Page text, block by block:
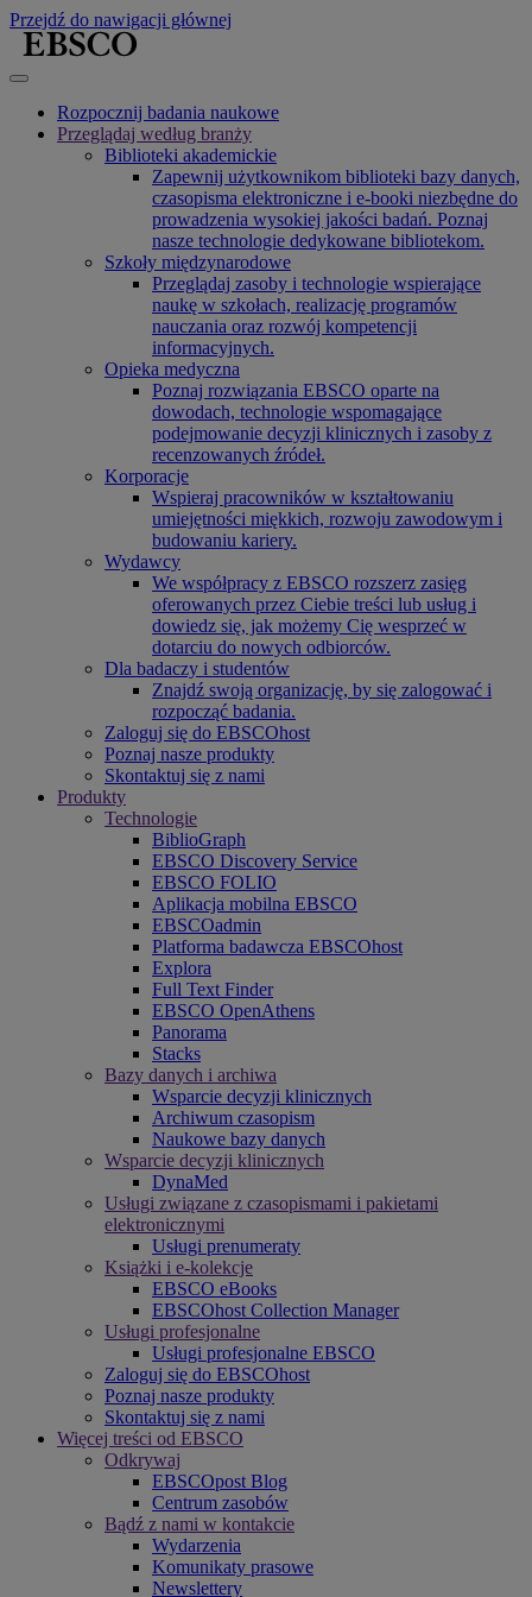
Przejdź do nawigacji głównej
Rozpocznij badania naukowe
Przeglądaj według branży
Biblioteki akademickie
Zapewnij użytkownikom biblioteki bazy danych,
czasopisma elektroniczne i e-booki niezbędne do
prowadzenia wysokiej jakości badań. Poznaj
nasze technologie dedykowane bibliotekom.
Szkoły międzynarodowe
Przeglądaj zasoby i technologie wspierające
naukę w szkołach, realizację programów
nauczania oraz rozwój kompetencji
informacyjnych.
Opieka medyczna
Poznaj rozwiązania EBSCO oparte na
dowodach, technologie wspomagające
podejmowanie decyzji klinicznych i zasoby z
recenzowanych źródeł.
Korporacje
Wspieraj pracowników w kształtowaniu
umiejętności miękkich, rozwoju zawodowym i
budowaniu kariery.
Wydawcy
We współpracy z EBSCO rozszerz zasięg
oferowanych przez Ciebie treści lub usług i
dowiedz się, jak możemy Cię wesprzeć w
dotarciu do nowych odbiorców.
Dla badaczy i studentów
Znajdź swoją organizację, by się zalogować i
rozpocząć badania.
Zaloguj się do EBSCOhost
Poznaj nasze produkty
Skontaktuj się z nami
Produkty
Technologie
BiblioGraph
EBSCO Discovery Service
EBSCO FOLIO
Aplikacja mobilna EBSCO
EBSCOadmin
Platforma badawcza EBSCOhost
Explora
Full Text Finder
EBSCO OpenAthens
Panorama
Stacks
Bazy danych i archiwa
Wsparcie decyzji klinicznych
Archiwum czasopism
Naukowe bazy danych
Wsparcie decyzji klinicznych
DynaMed
Usługi związane z czasopismami i pakietami
elektronicznymi
Usługi prenumeraty
Książki i e-kolekcje
EBSCO eBooks
EBSCOhost Collection Manager
Usługi profesjonalne
Usługi profesjonalne EBSCO
Zaloguj się do EBSCOhost
Poznaj nasze produkty
Skontaktuj się z nami
Więcej treści od EBSCO
Odkrywaj
EBSCOpost Blog
Centrum zasobów
Bądź z nami w kontakcie
Wydarzenia
Komunikaty prasowe
Newslettery